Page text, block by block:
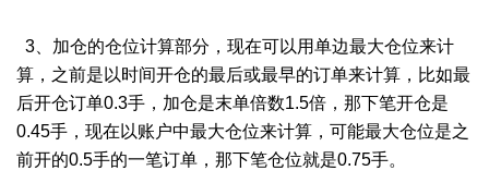
3、加仓的仓位计算部分，现在可以用单边最大仓位来计
算，之前是以时间开仓的最后或最早的订单来计算，比如最
后开仓订单0.3手，加仓是末单倍数1.5倍，那下笔开仓是
0.45手，现在以账户中最大仓位来计算，可能最大仓位是之
前开的0.5手的一笔订单，那下笔仓位就是0.75手。